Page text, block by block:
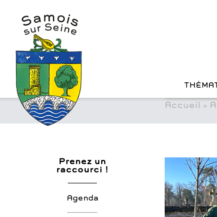
content
Prenez un
raccourci !
Agenda
Accueil >